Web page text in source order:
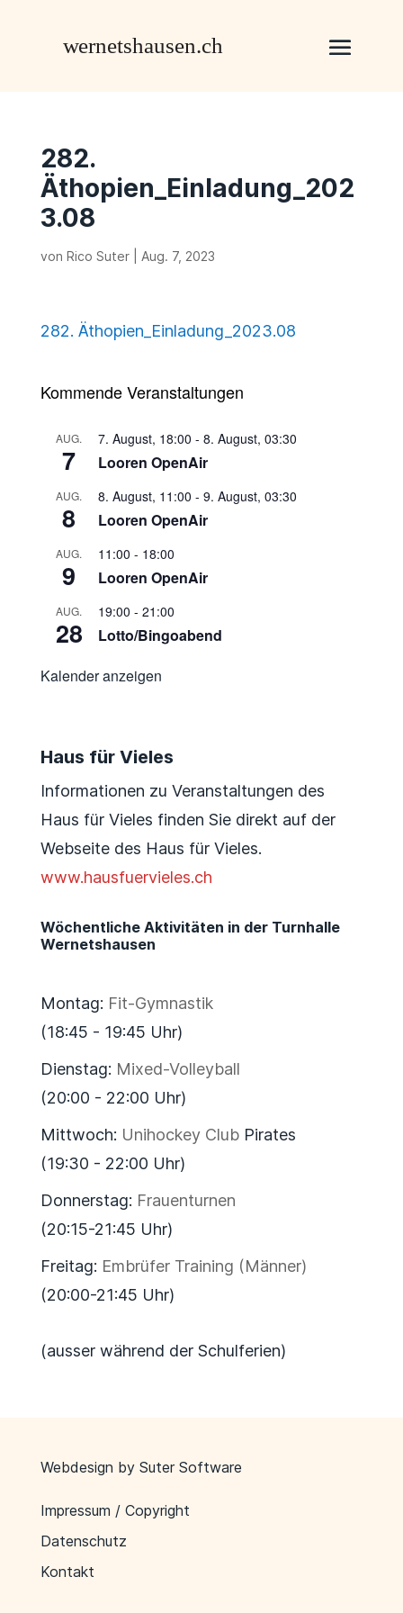
282.
Äthopien_Einladung_202
3.08
von Rico Suter| Aug. 7, 2023
282. Äthopien_Einladung_2023.08
Kommende Veranstaltungen
AUG.
7
7. August, 18:00 - 8. August, 03:30
Looren OpenAir
AUG.
8
8. August, 11:00 - 9. August, 03:30
Looren OpenAir
AUG.
9
11:00 - 18:00
Looren OpenAir
AUG.
28
19:00 - 21:00
Lotto/Bingoabend
Kalender anzeigen
Haus für Vieles
Informationen zu Veranstaltungen des
Haus für Vieles finden Sie direkt auf der
Webseite des Haus für Vieles.
www.hausfuervieles.ch
Wöchentliche Aktivitäten in der Turnhalle
Wernetshausen
Montag: Fit-Gymnastik
(18:45 - 19:45 Uhr)
Dienstag: Mixed-Volleyball
(20:00 - 22:00 Uhr)
Mittwoch: Unihockey ClubPirates
(19:30 - 22:00 Uhr)
Donnerstag: Frauenturnen
(20:15-21:45 Uhr)
Freitag: Embrüfer Training (Männer)
(20:00-21:45 Uhr)
(ausser während der Schulferien)
Webdesign by Suter Software
Impressum / Copyright
Datenschutz
Kontakt